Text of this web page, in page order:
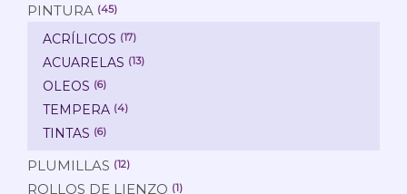
PINTURA (45)
ACRÍLICOS (17)
ACUARELAS (13)
OLEOS (6)
TEMPERA (4)
TINTAS (6)
PLUMILLAS (12)
ROLLOS DE LIENZO (1)